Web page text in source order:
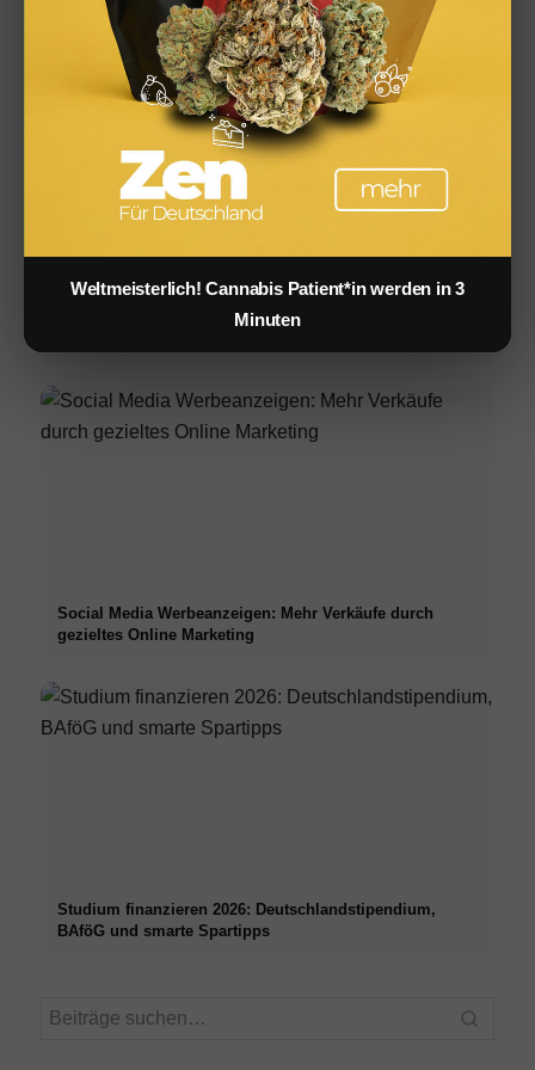
Cannabis Grillen: BBQ, Marinaden & Rezepte für den
Sommer
Infused Kitchen: Cannabis Rezepte für Backen, Kochen,
Social Media Werbeanzeigen: Mehr Verkäufe durch
gezieltes Online Marketing
Studium finanzieren 2026: Deutschlandstipendium,
BAföG und smarte Spartipps
Weltmeisterlich! Cannabis Patient*in werden in 3
Minuten